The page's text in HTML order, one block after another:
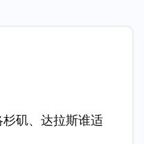
矶、达拉斯谁适